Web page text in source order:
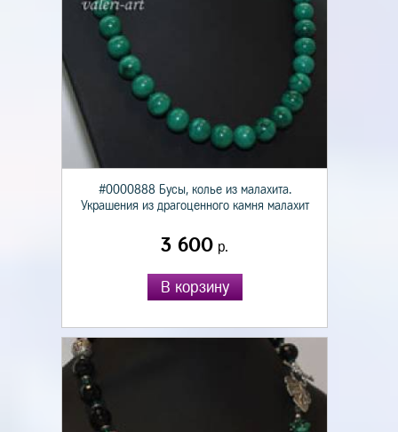
#0000888 Бусы, колье из малахита.
Украшения из драгоценного камня малахит
3 600 р.
В корзину